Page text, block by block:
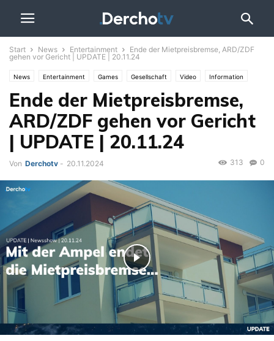
Start News Entertainment
Ende der Mietpreisbremse, ARD/ZDF
gehen vor Gericht | UPDATE | 20.11.24
News Entertainment Games Gesellschaft Video Information
Politik UPDATE
Ende der Mietpreisbremse,
ARD/ZDF gehen vor Gericht
| UPDATE | 20.11.24
Von Derchotv - 20.11.2024 0
313